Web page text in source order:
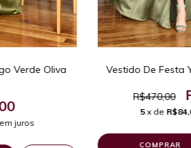
Verde Oliva
juros
Vestido De Festa
R$470,00
5 x de
COMPRAR